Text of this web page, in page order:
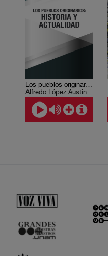
Los pueblos originarios: historia y actualidad
Alfredo López Austin , Andrés Medina Hernández